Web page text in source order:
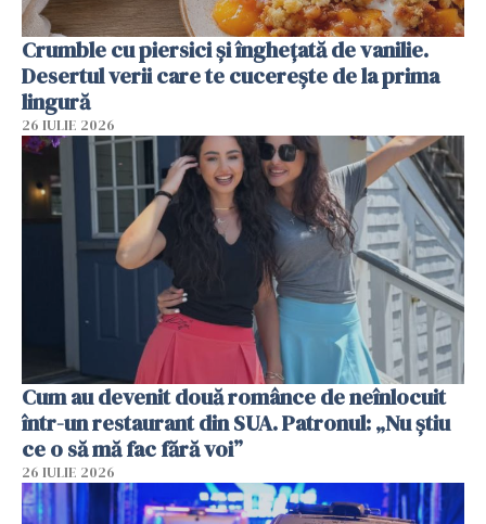
Crumble cu piersici și înghețată de vanilie.
Desertul verii care te cucerește de la prima
lingură
26 IULIE 2026
Cum au devenit două românce de neînlocuit
într-un restaurant din SUA. Patronul: „Nu știu
ce o să mă fac fără voi”
26 IULIE 2026